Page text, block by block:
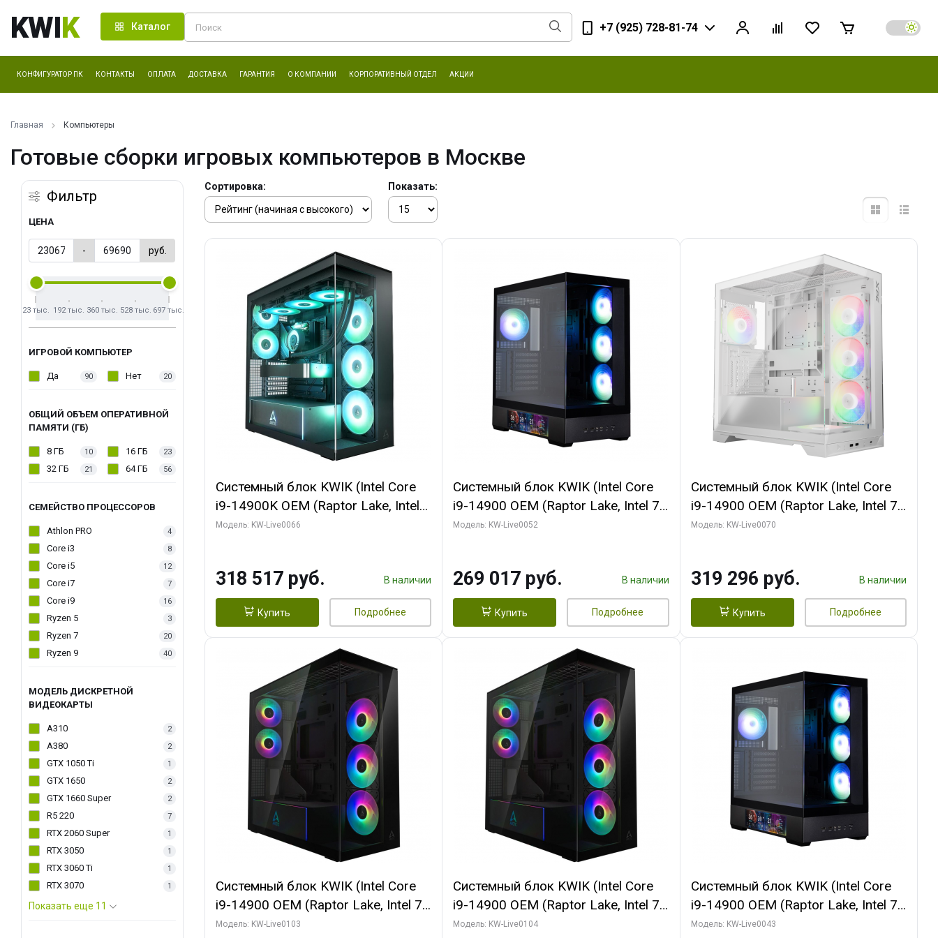
KWIK Каталог +7 (925) 728-81-74
КОНФИГУРАТОР ПК КОНТАКТЫ ОПЛАТА ДОСТАВКА ГАРАНТИЯ О КОМПАНИИ КОРПОРАТИВНЫЙ ОТДЕЛ АКЦИИ
Главная Компьютеры
Готовые сборки игровых компьютеров в Москве
Фильтр
ЦЕНА
- руб.
23 тыс. 192 тыс. 360 тыс. 528 тыс. 697 тыс.
ИГРОВОЙ КОМПЬЮТЕР
Да 90 Нет 20
ОБЩИЙ ОБЪЕМ ОПЕРАТИВНОЙ
ПАМЯТИ (ГБ)
8 ГБ 10 16 ГБ 23
32 ГБ 21 64 ГБ 56
СЕМЕЙСТВО ПРОЦЕССОРОВ
Athlon PRO 4
Core i3 8
Core i5 12
Core i7 7
Core i9 16
Ryzen 5 3
Ryzen 7 20
Ryzen 9 40
МОДЕЛЬ ДИСКРЕТНОЙ
ВИДЕОКАРТЫ
A310 2
A380 2
GTX 1050 Ti 1
GTX 1650 2
GTX 1660 Super 2
R5 220 7
RTX 2060 Super 1
RTX 3050 1
RTX 3060 Ti 1
RTX 3070 1
Показать еще 11
Сортировка: Показать:
Системный блок KWIK (Intel Core
i9-14900K OEM (Raptor Lake, Intel
7, C24 16EC/8PC/ 64 ГБ ОЗУ (2
GDDR7 256bit/ 1 ТБ SSD)
Модель: KW-Live0066
318 517 руб. В наличии
Купить Подробнее
Системный блок KWIK (Intel Core
i9-14900 OEM (Raptor Lake, Intel 7,
C24 16EC/8PC// 64 ГБ ОЗУ (2
256bit 3xDP HD/ 512 ГБ SSD)
Модель: KW-Live0052
269 017 руб. В наличии
Купить Подробнее
Системный блок KWIK (Intel Core
i9-14900 OEM (Raptor Lake, Intel 7,
C24 16EC/8PC// 64 ГБ ОЗУ (2
GDDR7 256bit/ 960 ГБ SSD)
Модель: KW-Live0070
319 296 руб. В наличии
Купить Подробнее
Системный блок KWIK (Intel Core
i9-14900 OEM (Raptor Lake, Intel 7,
C24 16EC/8PC// 64 ГБ ОЗУ (2
Модель: KW-Live0103
Системный блок KWIK (Intel Core
i9-14900 OEM (Raptor Lake, Intel 7,
C24 16EC/8PC// 64 ГБ ОЗУ (2
Модель: KW-Live0104
Системный блок KWIK (Intel Core
i9-14900 OEM (Raptor Lake, Intel 7,
C24 16EC/8PC// 16 ГБ ОЗУ (2
Модель: KW-Live0043